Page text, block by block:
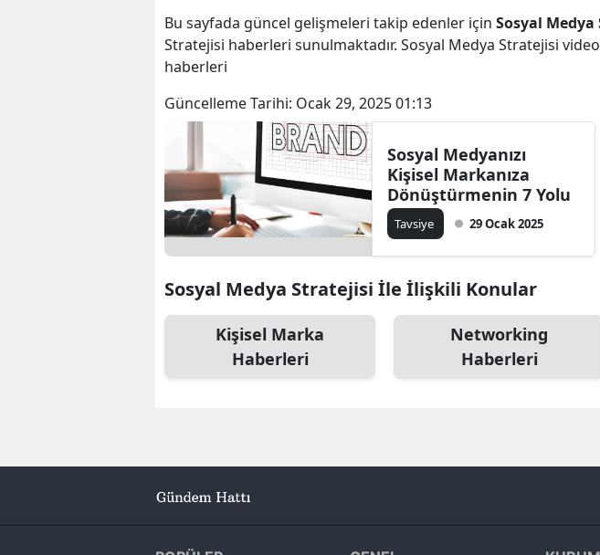
Bingöl
Bu sayfada güncel gelişmeleri takip edenler için Sosyal
Stratejisi haberleri sunulmaktadır. Sosyal Medya Stratejisi
haberleri
Güncelleme Tarihi: Ocak 29, 2025 01:13
Sosyal Medyanızı
Kişisel Markanıza
Dönüştürmenin 7 Yolu
Tavsiye 29 Ocak 2025
Sosyal Medya Stratejisi İle İlişkili Konular
Kişisel Marka
Haberleri
Networking
Haberleri